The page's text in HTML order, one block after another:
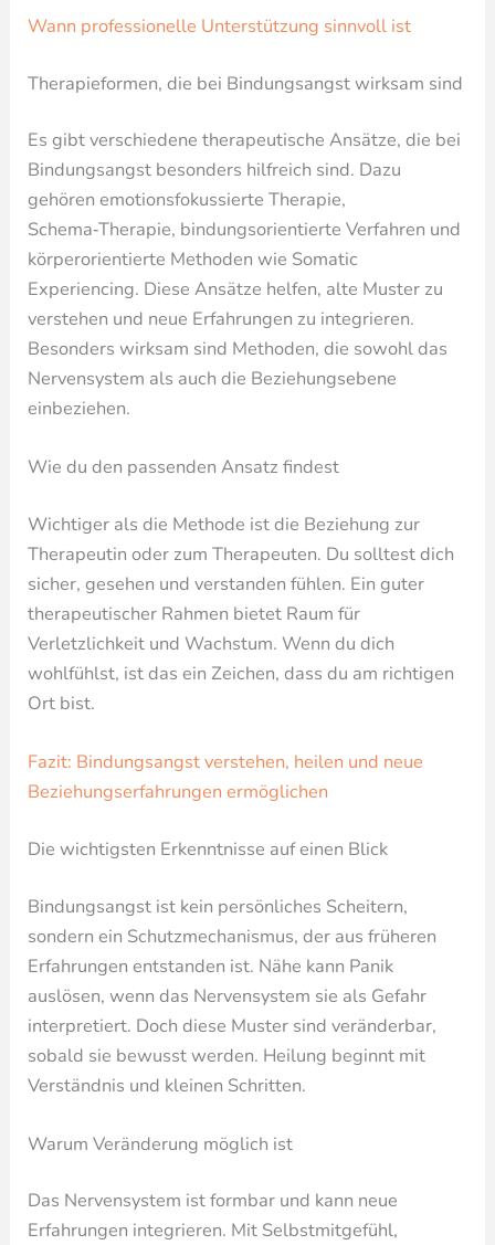
Wann professionelle Unterstützung sinnvoll ist
Therapieformen, die bei Bindungsangst wirksam sind
Es gibt verschiedene therapeutische Ansätze, die bei
Bindungsangst besonders hilfreich sind. Dazu
gehören emotionsfokussierte Therapie,
Schema‑Therapie, bindungsorientierte Verfahren und
körperorientierte Methoden wie Somatic
Experiencing. Diese Ansätze helfen, alte Muster zu
verstehen und neue Erfahrungen zu integrieren.
Besonders wirksam sind Methoden, die sowohl das
Nervensystem als auch die Beziehungsebene
einbeziehen.
Wie du den passenden Ansatz findest
Wichtiger als die Methode ist die Beziehung zur
Therapeutin oder zum Therapeuten. Du solltest dich
sicher, gesehen und verstanden fühlen. Ein guter
therapeutischer Rahmen bietet Raum für
Verletzlichkeit und Wachstum. Wenn du dich
wohlfühlst, ist das ein Zeichen, dass du am richtigen
Ort bist.
Fazit: Bindungsangst verstehen, heilen und neue
Beziehungserfahrungen ermöglichen
Die wichtigsten Erkenntnisse auf einen Blick
Bindungsangst ist kein persönliches Scheitern,
sondern ein Schutzmechanismus, der aus früheren
Erfahrungen entstanden ist. Nähe kann Panik
auslösen, wenn das Nervensystem sie als Gefahr
interpretiert. Doch diese Muster sind veränderbar,
sobald sie bewusst werden. Heilung beginnt mit
Verständnis und kleinen Schritten.
Warum Veränderung möglich ist
Das Nervensystem ist formbar und kann neue
Erfahrungen integrieren. Mit Selbstmitgefühl,